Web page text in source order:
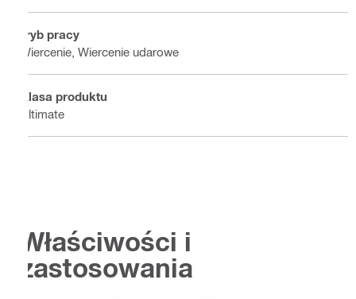
Tryb pracy
Wiercenie, Wiercenie udarowe
Klasa produktu
Ultimate
Właściwości i
zastosowania